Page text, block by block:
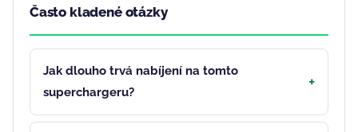
Často kladené otázky
Jak dlouho trvá nabíjení na tomto
superchargeru?